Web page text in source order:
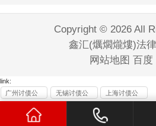
Copyright © 2026 All
鑫汇(爄爓爖熡)法
网站地图 百度
link:
广州讨债公
无锡讨债公
上海讨债公